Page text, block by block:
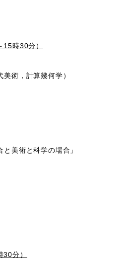
時30分）
術，計算幾何学）
と美術と科学の場合」
分）